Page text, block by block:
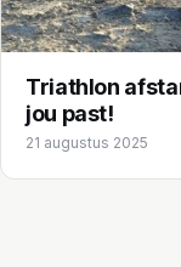
Triathlon
jou past!
21 augustus 2025